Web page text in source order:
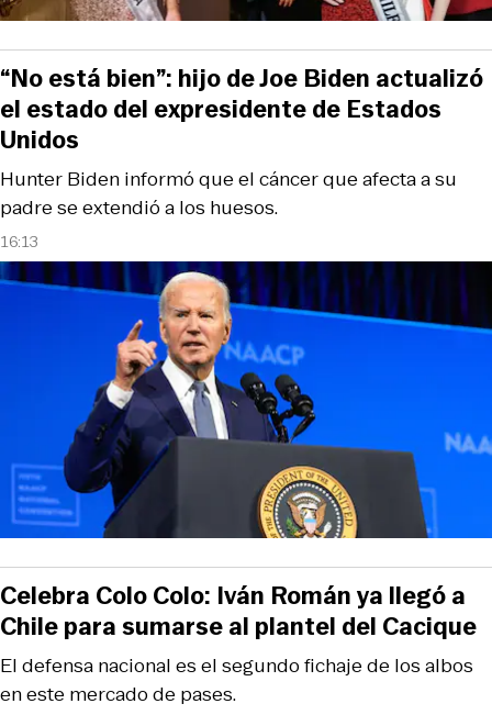
16:13
Hunter Biden informó que el cáncer que afecta a su
padre se extendió a los huesos.
“No está bien”: hijo de Joe Biden actualizó
el estado del expresidente de Estados
Unidos
El defensa nacional es el segundo fichaje de los albos
en este mercado de pases.
Celebra Colo Colo: Iván Román ya llegó a
Chile para sumarse al plantel del Cacique